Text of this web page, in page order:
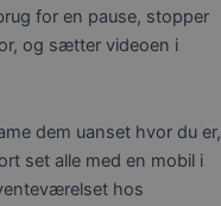
for en pause, stopper
og sætter videoen i
dem uanset hvor du er,
set alle med en mobil i
hos